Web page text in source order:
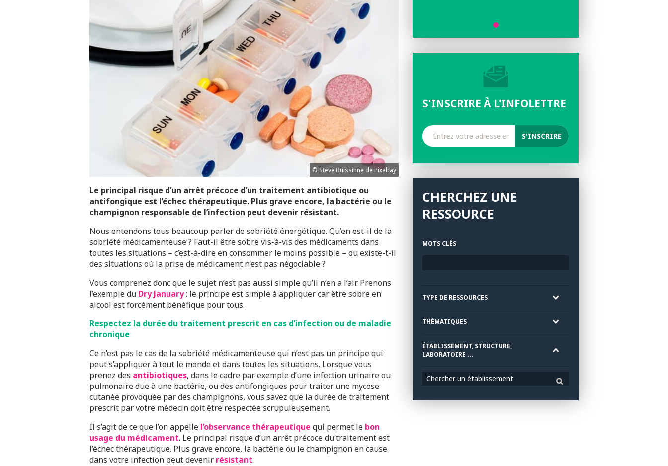
© Steve Buissinne de Pixabay
Le principal risque d’un arrêt précoce d’un traitement antibiotique ou
antifongique est l’échec thérapeutique. Plus grave encore, la bactérie ou le
champignon responsable de l’infection peut devenir résistant.
Nous entendons tous beaucoup parler de sobriété énergétique. Qu’en est-il de la
sobriété médicamenteuse ? Faut-il être sobre vis-à-vis des médicaments dans
toutes les situations – c’est-à-dire en consommer le moins possible – ou existe-t-il
des situations où la prise de médicament n’est pas négociable ?
Vous comprenez donc que le sujet n’est pas aussi simple qu’il n’en a l’air. Prenons
l’exemple du Dry January: le principe est simple à appliquer car être sobre en
alcool est forcément bénéfique pour tous.
Respectez la durée du traitement prescrit en cas d’infection ou de maladie
chronique
Ce n’est pas le cas de la sobriété médicamenteuse qui n’est pas un principe qui
peut s’appliquer à tout le monde et dans toutes les situations. Lorsque vous
prenez des antibiotiques, dans le cadre par exemple d’une infection urinaire ou
pulmonaire due à une bactérie, ou des antifongiques pour traiter une mycose
cutanée provoquée par des champignons, vous savez que la durée de traitement
prescrit par votre médecin doit être respectée scrupuleusement.
Il s’agit de ce que l’on appelle l’observance thérapeutique qui permet le bon
usage du médicament. Le principal risque d’un arrêt précoce du traitement est
l’échec thérapeutique. Plus grave encore, la bactérie ou le champignon en cause
dans votre infection peut devenir résistant.
S'INSCRIRE À L'INFOLETTRE
CHERCHEZ UNE
RESSOURCE
MOTS CLÉS
TYPE DE RESSOURCES
THÉMATIQUES
ÉTABLISSEMENT, STRUCTURE,
LABORATOIRE ...
Chercher un établissement